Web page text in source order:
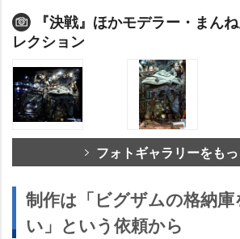
『決戦』ほかモデラー・まん
レクション
フォトギャラリーをも
制作は「ビグザムの格納
い」という依頼から